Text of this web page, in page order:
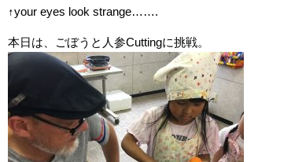
↑your eyes look strange…….
本日は、ごぼうと人参Cuttingに挑戦。